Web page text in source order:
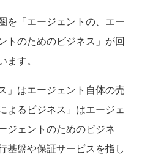
を「エージェントの、エー
トのためのビジネス」が回
す。
」はエージェント自体の売
よるビジネス」はエージェ
ジェントのためのビジネ
基盤や保証サービスを指し